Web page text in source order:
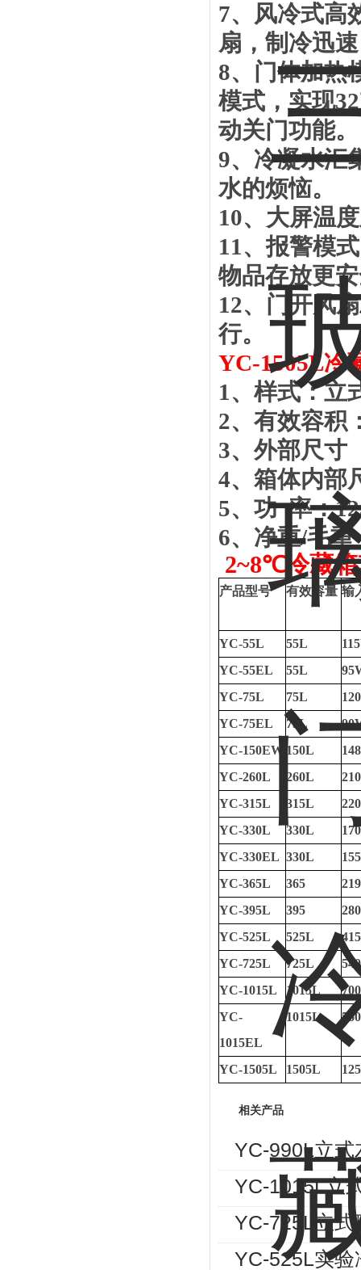
7、风冷式高
扇，制冷迅
8、门体加热
模式，实现32
动关门功能。
9、冷凝水汇
水的烦恼。
10、大屏温
11、报警模
物品存放更
12、门开风
行。
YC-1505L冷
1、样式：立
2、有效容积
3、外部尺寸
4、箱体内部
5、功 率：
6、净重/毛重
2~8℃ 冷藏箱
产品型号 有效容量 输
YC-55L 55L
YC-55EL
55L
YC-75L
75L
YC-75EL
75L
YC-150EW 150L
YC-260L
260L
YC-315L
315L
YC-330L
330L
YC-330EL 330L
YC-365L
365
YC-395L
395
YC-525L
525L
YC-725L
725L
YC-1015L
1015L
YC-
1015EL
1015L
YC-1505L 1505L
相关产品
YC-990L立
YC-1015L立
YC-725L立
YC-525L实验